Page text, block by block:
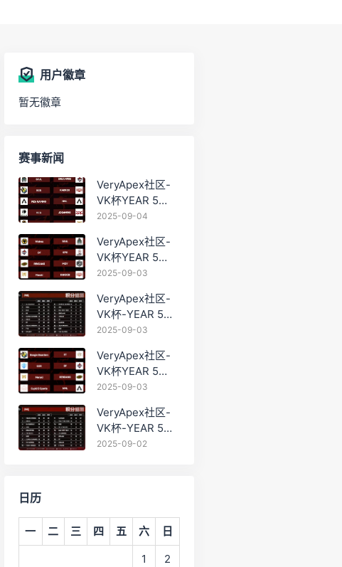
用户徽章
暂无徽章
赛事新闻
VeryApex社区-
VK杯YEAR 5
PRO训练赛
2025-09-04
VeryApex社区-
VK杯YEAR 5
PRO训练赛
2025-09-03
VeryApex社区-
VK杯-YEAR 5
PRO训练赛
名积分：
2025-09-03
VeryApex社区-
VK杯YEAR 5
PRO训练赛
如图:
2025-09-03
VeryApex社区-
VK杯-YEAR 5
PRO训练赛
2025-09-02
日历
一 二 三 四 五 六 日
1 2